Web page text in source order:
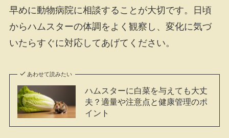
早めに動物病院に相談することが大切です。日頃
からハムスターの体調をよく観察し、変化に気づ
いたらすぐに対応してあげてください。
あわせて読みたい
ハムスターに白菜を与えても大丈
夫？適量や注意点と健康管理のポ
イント